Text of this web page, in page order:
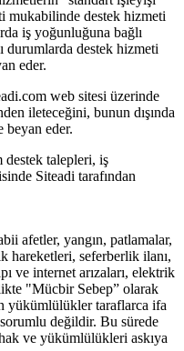
mukabilinde destek hizmeti
iş yoğunluğuna bağlı
durumlarda destek hizmeti
eder.
web sitesi üzerinde
ileteceğini, bunun dışında
beyan eder.
destek talepleri, iş
Siteadi tarafından
afetler, yangın, patlamalar,
hareketleri, seferberlik ilanı,
ve internet arızaları, elektrik
"Mücbir Sebep” olarak
yükümlülükler taraflarca ifa
değildir. Bu sürede
ve yükümlülükleri askıya